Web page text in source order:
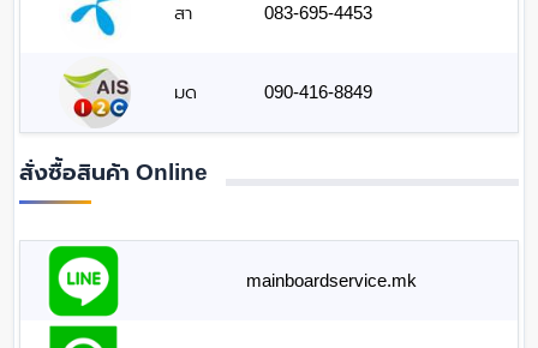
สา 083-695-4453
มด 090-416-8849
สั่งซื้อสินค้า Online
mainboardservice.mk